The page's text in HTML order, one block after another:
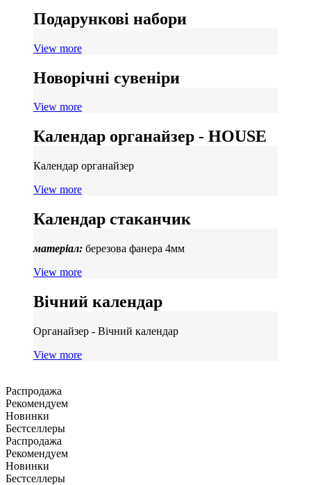
Подарункові набори
View more
Новорічні сувеніри
View more
Календар органайзер - HOUSE
Календар органайзер
View more
Календар стаканчик
матеріал: березова фанера 4мм
View more
Вічний календар
Органайзер - Вічний календар
View more
Распродажа
Рекомендуем
Новинки
Бестселлеры
Распродажа
Рекомендуем
Новинки
Бестселлеры